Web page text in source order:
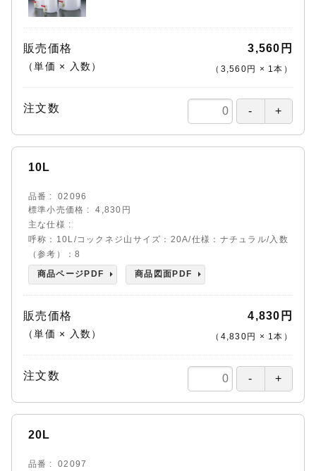
販売価格
（単価 × 入数）
3,560円
（ 3,560円 × 1本 ）
注文数
10L
品番
02096
標準小売価格
4,830円
主な仕様
呼称：10L/コックネジ山サイズ：20A/仕様：ナチュラル/入数
（参考）：8
商品ページPDF
商品図面PDF
販売価格
（単価 × 入数）
4,830円
（ 4,830円 × 1本 ）
注文数
20L
品番
02097